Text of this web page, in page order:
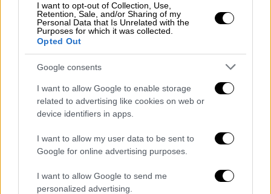
I want to opt-out of Collection, Use,
Retention, Sale, and/or Sharing of my
Personal Data that Is Unrelated with the
Purposes for which it was collected.
Opted Out
Google consents
I want to allow Google to enable storage
related to advertising like cookies on web or
device identifiers in apps.
I want to allow my user data to be sent to
Google for online advertising purposes.
I want to allow Google to send me
personalized advertising.